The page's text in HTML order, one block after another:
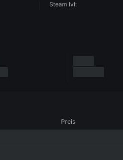
Steam lvl:
Preis